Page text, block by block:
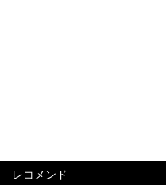
レコメンド